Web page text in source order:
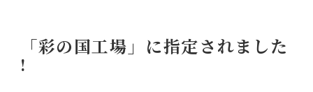
「彩の国工場」に指定されました
!